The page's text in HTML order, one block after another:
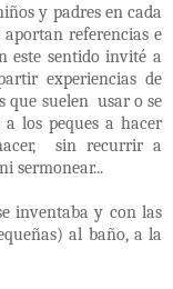
y padres en cada
aportan referencias e
este sentido invité a
experiencias de
que suelen usar o se
los peques a hacer
sin recurrir a
sermonear...
inventaba y con las
al baño, a la